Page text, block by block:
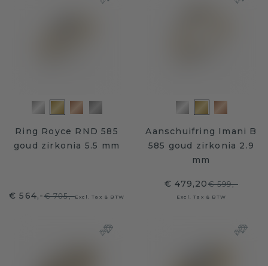
Ring Royce RND 585
goud zirkonia 5.5 mm
€ 564,-€ 705,-Excl. Tax & BTW
Aanschuifring Imani B
585 goud zirkonia 2.9
mm
€ 479,20€ 599,-
Excl. Tax & BTW